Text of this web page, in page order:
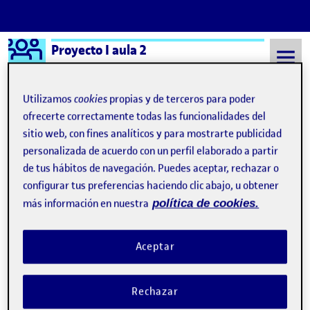
Saltar al contenido
Logo Ágora
Proyecto I aula 2
Semestre 20221 - Aula 2 3 Diciembre, 2022
3 Diciembre, 2022
Los mismos pasos, distintos tiempos
Publicado por
María Román Payá
Fecha de publicación3 diciembre, 2022 8:05 pm
1 comentario
Se nos ha propuesto explicar cómo documentamos nuestro
trabajo, en mi caso, llevo toda mi vida haciéndolo de una forma
intratextual, pero no ha sido hasta ahora ,que he encontrado un
interlocutor igual, y he sido consciente de ello. Para entender un
Utilizamoscookies propias y de terceros para poder
ofrecerte correctamente todas las funcionalidades del
sitio web, con fines analíticos y para mostrarte publicidad
personalizada de acuerdo con un perfil elaborado a partir
de tus hábitos de navegación. Puedes aceptar, rechazar o
configurar tus preferencias haciendo clic abajo, u obtener
más información en nuestra política de cookies.
Rechazar
Aceptar